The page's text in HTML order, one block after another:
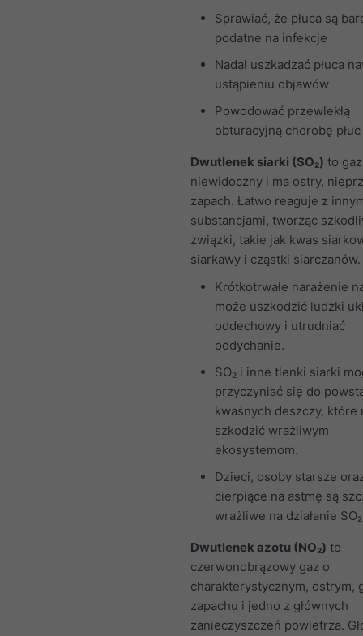
Sprawiać, że płuca są
podatne na infekcje
Nadal uszkadzać płuca
ustąpieniu objawów
Powodować przewlekłą
obturacyjną chorobę płuc
Dwutlenek siarki (SO₂) to
niewidoczny i ma ostry,
zapach. Łatwo reaguje z
substancjami, tworząc
związki, takie jak kwas
siarkawy i cząstki siarczanów.
Krótkotrwałe narażenie
może uszkodzić ludzki
oddechowy i utrudniać
oddychanie.
SO₂ i inne tlenki siarki
przyczyniać się do
kwaśnych deszczy, które
szkodzić wrażliwym
ekosystemom.
Dzieci, osoby starsze
cierpiące na astmę są
wrażliwe na działanie
Dwutlenek azotu (NO₂) to
czerwonobrązowy gaz o
charakterystycznym, ostrym,
zapachu i jedno z głównych
zanieczyszczeń powietrza.